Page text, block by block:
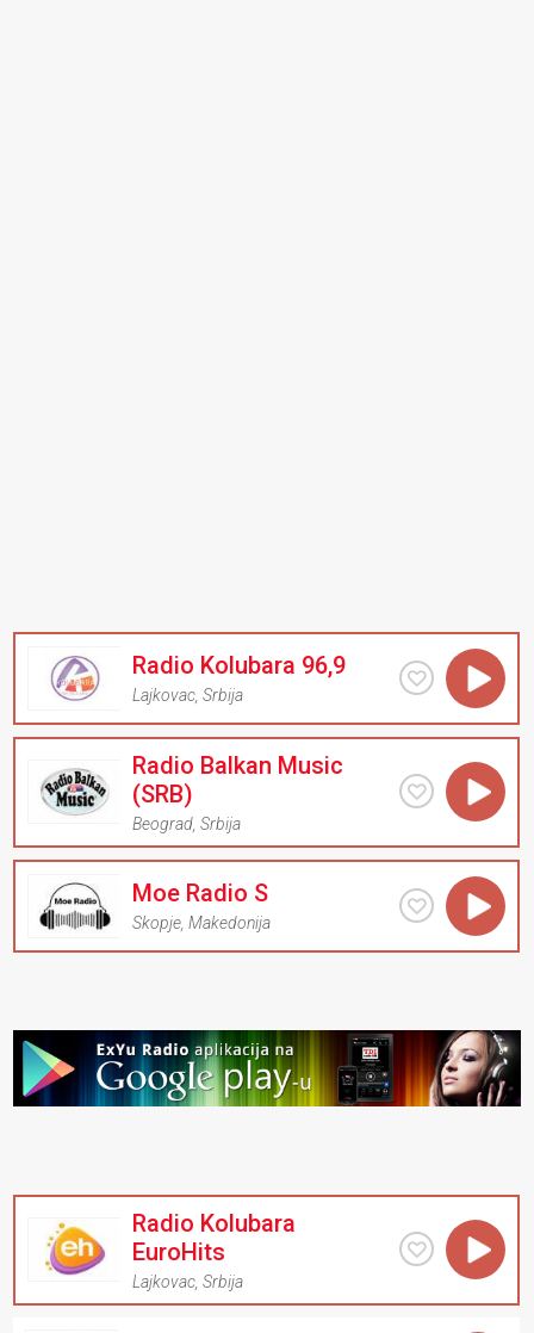
Radio Kolubara 96,9
Lajkovac ,Srbija
Radio Balkan Music
(SRB)
Beograd ,Srbija
Moe Radio S
Skopje ,Makedonija
Radio Kolubara
EuroHits
Lajkovac ,Srbija